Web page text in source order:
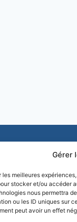
Gérer
les meilleures
stocker et/ou accéder
nous permettra
ou les ID uniques sur
peut avoir un effet